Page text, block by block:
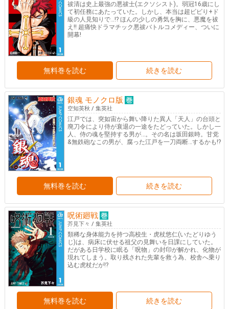
祓清は史上最強の悪祓士(エクソシスト)。弱冠16歳にし
て初任務にあたっていた。しかし、本当は超ビビり+ド
級の人見知りで…!? ほんの少しの勇気を胸に、悪魔を祓
え!! 超痛快ドラマチック悪祓バトルコメディー、ついに
開幕!
無料巻を読む 続きを読む
銀魂 モノクロ版
空知英秋 / 集英社
江戸では、突如宙から舞い降りた異人「天人」の台頭と
廃刀令により侍が衰退の一途をたどっていた。しかし一
人、侍の魂を堅持する男が…。その名は坂田銀時。甘党
&無鉄砲なこの男が、腐った江戸を一刀両断…するかも!?
無料巻を読む 続きを読む
呪術廻戦
芥見下々 / 集英社
類稀な身体能力を持つ高校生・虎杖悠仁(いたどりゆう
じ)は、病床に伏せる祖父の見舞いを日課にしていた。
だがある日学校に眠る「呪物」の封印が解かれ、化物が
現れてしまう。取り残された先輩を救う為、校舎へ乗り
込む虎杖だが!?
無料巻を読む 続きを読む